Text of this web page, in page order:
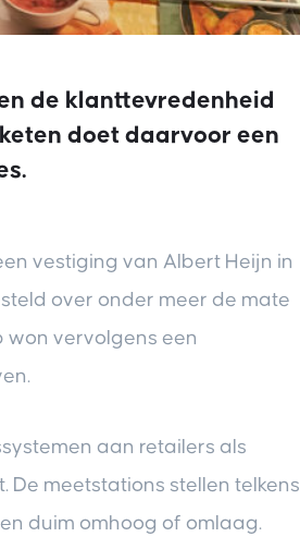
de klanttevredenheid
doet daarvoor een
vestiging van Albert Heijn in
over onder meer de mate
won vervolgens een
aan retailers als
De meetstations stellen telkens
duim omhoog of omlaag.